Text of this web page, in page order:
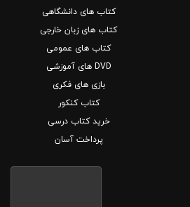
کتاب های دانشگاهی
کتاب های زبان خارجی
کتاب های عمومی
DVD های آموزشی
بازی های فکری
کتاب کنکور
خرید کتاب درسی
پرداخت آسان